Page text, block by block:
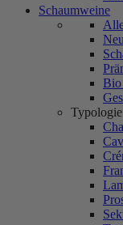
Schaumweine
Bio